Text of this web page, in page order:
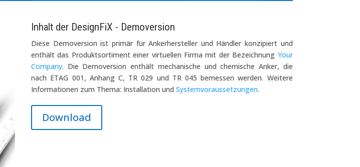
Inhalt der DesignFiX - Demoversion
Diese Demoversion ist primär für Ankerhersteller und Händler konzipiert und
enthält das Produktsortiment einer virtuellen Firma mit der Bezeichnung Your
Company. Die Demoversion enthält mechanische und chemische Anker, die
nach ETAG 001, Anhang C, TR 029 und TR 045 bemessen werden. Weitere
Informationen zum Thema: Installation undSystemvoraussetzungen.
Download